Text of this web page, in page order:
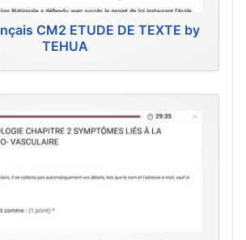
CM2 ETUDE DE TEXTE by
TEHUA